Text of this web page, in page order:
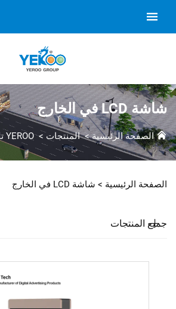
شاشة LCD في الخارج
الصفحة الرئيسية>المنتجات>YEROO تك
الصفحة الرئيسية > شاشة LCD في الخارج
جميع المنتجات